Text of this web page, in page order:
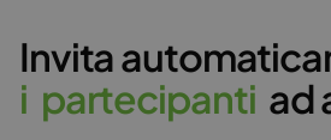
Invita
i partecipanti ad